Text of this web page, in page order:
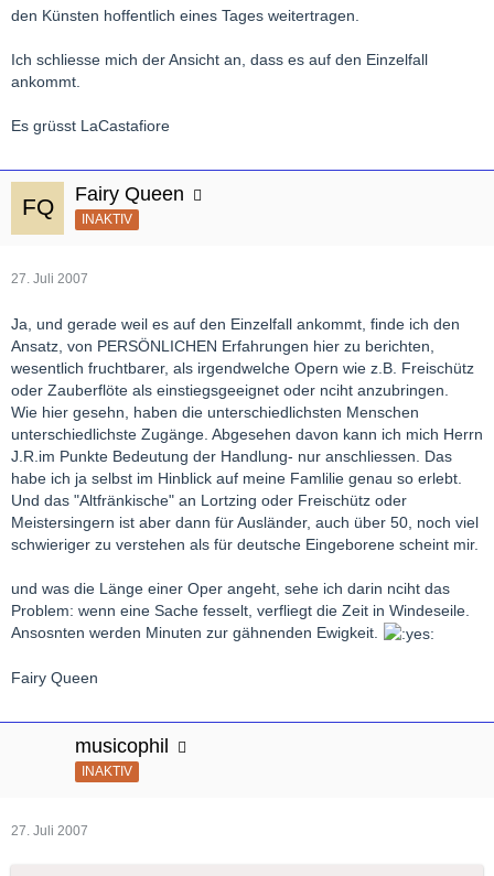
den Künsten hoffentlich eines Tages weitertragen.
Ich schliesse mich der Ansicht an, dass es auf den Einzelfall
ankommt.
Es grüsst LaCastafiore
Fairy Queen
INAKTIV
27. Juli 2007
Ja, und gerade weil es auf den Einzelfall ankommt, finde ich den
Ansatz, von PERSÖNLICHEN Erfahrungen hier zu berichten,
wesentlich fruchtbarer, als irgendwelche Opern wie z.B. Freischütz
oder Zauberflöte als einstiegsgeeignet oder nciht anzubringen.
Wie hier gesehn, haben die unterschiedlichsten Menschen
unterschiedlichste Zugänge. Abgesehen davon kann ich mich Herrn
J.R.im Punkte Bedeutung der Handlung- nur anschliessen. Das
habe ich ja selbst im Hinblick auf meine Famlilie genau so erlebt.
Und das "Altfränkische" an Lortzing oder Freischütz oder
Meistersingern ist aber dann für Ausländer, auch über 50, noch viel
schwieriger zu verstehen als für deutsche Eingeborene scheint mir.
und was die Länge einer Oper angeht, sehe ich darin nciht das
Problem: wenn eine Sache fesselt, verfliegt die Zeit in Windeseile.
Ansosnten werden Minuten zur gähnenden Ewigkeit.
Fairy Queen
musicophil
INAKTIV
27. Juli 2007